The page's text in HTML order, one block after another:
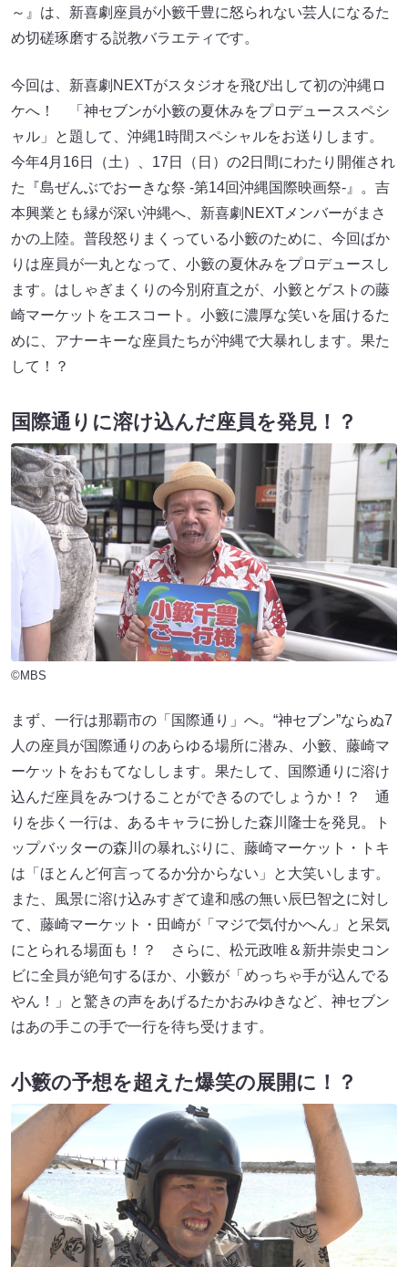
～』は、新喜劇座員が小籔千豊に怒られない芸人になるた
め切磋琢磨する説教バラエティです。
今回は、新喜劇NEXTがスタジオを飛び出して初の沖縄ロ
ケへ！ 「神セブンが小籔の夏休みをプロデューススペシ
ャル」と題して、沖縄1時間スペシャルをお送りします。
今年4月16日（土）、17日（日）の2日間にわたり開催され
た『島ぜんぶでおーきな祭 -第14回沖縄国際映画祭-』。吉
本興業とも縁が深い沖縄へ、新喜劇NEXTメンバーがまさ
かの上陸。普段怒りまくっている小籔のために、今回ばか
りは座員が一丸となって、小籔の夏休みをプロデュースし
ます。はしゃぎまくりの今別府直之が、小籔とゲストの藤
崎マーケットをエスコート。小籔に濃厚な笑いを届けるた
めに、アナーキーな座員たちが沖縄で大暴れします。果た
して！？
国際通りに溶け込んだ座員を発見！？
©MBS
まず、一行は那覇市の「国際通り」へ。“神セブン”ならぬ7
人の座員が国際通りのあらゆる場所に潜み、小籔、藤崎マ
ーケットをおもてなしします。果たして、国際通りに溶け
込んだ座員をみつけることができるのでしょうか！？ 通
りを歩く一行は、あるキャラに扮した森川隆士を発見。ト
ップバッターの森川の暴れぶりに、藤崎マーケット・トキ
は「ほとんど何言ってるか分からない」と大笑いします。
また、風景に溶け込みすぎて違和感の無い辰巳智之に対し
て、藤崎マーケット・田崎が「マジで気付かへん」と呆気
にとられる場面も！？ さらに、松元政唯＆新井崇史コン
ビに全員が絶句するほか、小籔が「めっちゃ手が込んでる
やん！」と驚きの声をあげるたかおみゆきなど、神セブン
はあの手この手で一行を待ち受けます。
小籔の予想を超えた爆笑の展開に！？